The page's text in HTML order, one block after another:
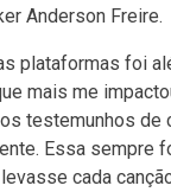
Anderson Freire.
plataformas foi
mais me
testemunhos de
Essa sempre
cada